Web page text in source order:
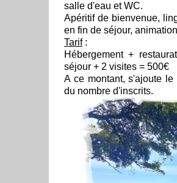
salle d'eau et WC.
Apéritif de bienvenue,
en fin de séjour,
Tarif:
Hébergement +
séjour + 2 visites = 500€
A ce montant, s'ajoute
du nombre d'inscrits.